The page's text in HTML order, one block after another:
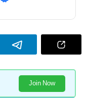
Join Now